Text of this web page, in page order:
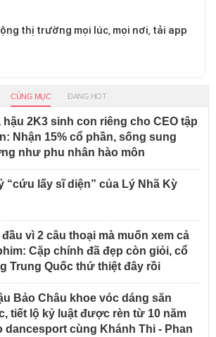
thị trường mọi lúc, mọi nơi, tải app
CÙNG MỤC ĐANG HOT
hậu 2K3 sinh con riêng cho CEO tập
Nhận 15% cổ phần, sống sung
như phu nhân hào môn
“cứu lấy sĩ diện” của Lý Nhã Kỳ
đầu vì 2 câu thoại mà muốn xem cả
Cặp chính đã đẹp còn giỏi, cổ
Trung Quốc thứ thiệt đây rồi
Bảo Châu khoe vóc dáng săn
tiết lộ kỷ luật được rèn từ 10 năm
dancesport cùng Khánh Thi - Phan